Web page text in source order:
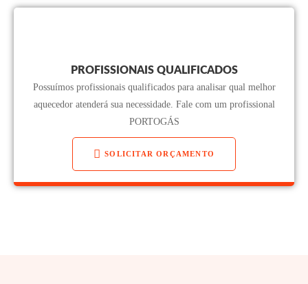
PROFISSIONAIS QUALIFICADOS
Possuímos profissionais qualificados para analisar qual melhor
aquecedor atenderá sua necessidade. Fale com um profissional
PORTOGÁS
SOLICITAR ORÇAMENTO